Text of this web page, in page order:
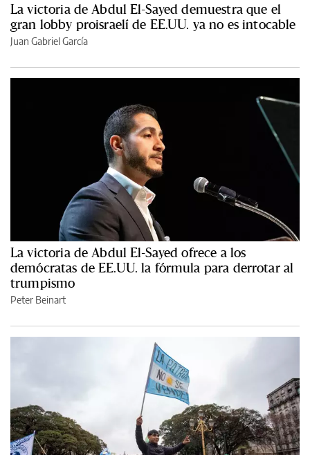
La victoria de Abdul El-Sayed demuestra que el
gran lobby proisraelí de EE.UU. ya no es intocable
Juan Gabriel García
La victoria de Abdul El-Sayed ofrece a los
demócratas de EE.UU. la fórmula para derrotar al
trumpismo
Peter Beinart